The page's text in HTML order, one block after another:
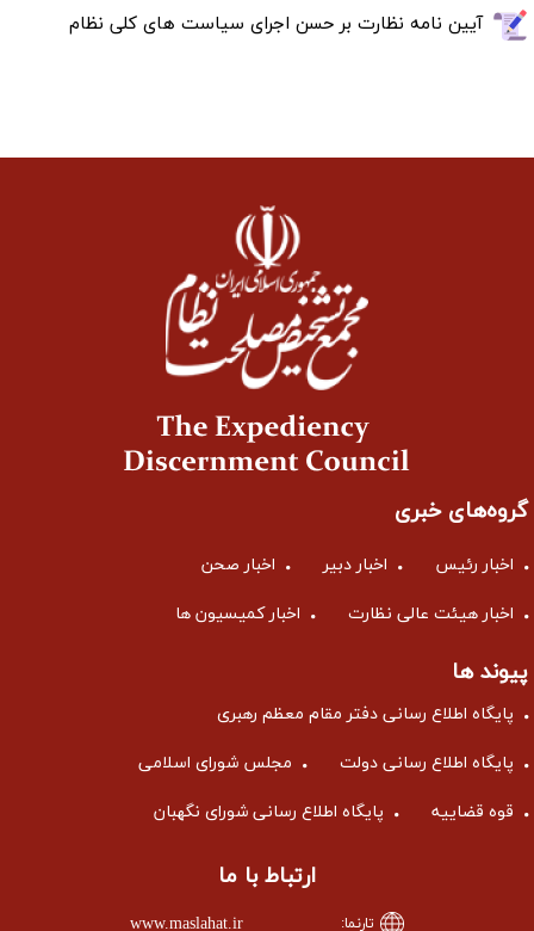
آیین نامه نظارت بر حسن اجرای سیاست های کلی نظام
گروه‌های خبری
اخبار رئیس اخبار دبیر اخبار صحن
اخبار هیئت عالی نظارت اخبار کمیسیون ها
پیوند ها
پایگاه اطلاع رسانی دفتر مقام معظم رهبری
پایگاه اطلاع رسانی دولت مجلس شورای اسلامی
قوه قضاییه پایگاه اطلاع رسانی شورای نگهبان
ارتباط با ما
تارنما: www.maslahat.ir